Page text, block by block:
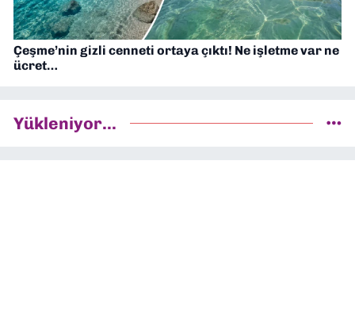
Çeşme’nin gizli cenneti ortaya çıktı! Ne işletme var ne
ücret…
Yükleniyor...